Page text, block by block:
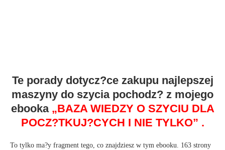
Te porady dotycz?ce zakupu najlepszej
maszyny do szycia pochodz? z mojego
ebooka „BAZA WIEDZY O SZYCIU DLA
POCZ?TKUJ?CYCH I NIE TYLKO” .
To tylko ma?y fragment tego, co znajdziesz w tym ebooku. 163 strony